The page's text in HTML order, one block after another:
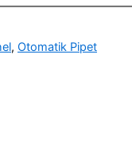
, Otomatik Pipet